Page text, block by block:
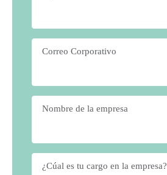
Correo Corporativo
Nombre de la empresa
¿Cúal es tu cargo en la empresa?